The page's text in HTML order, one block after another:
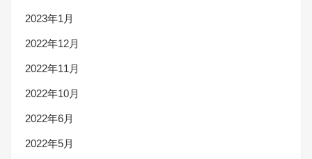
2023年1月
2022年12月
2022年11月
2022年10月
2022年6月
2022年5月